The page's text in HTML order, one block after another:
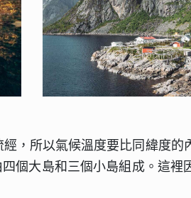
，所以氣候溫度要比同緯度的
個大島和三個小島組成。這裡